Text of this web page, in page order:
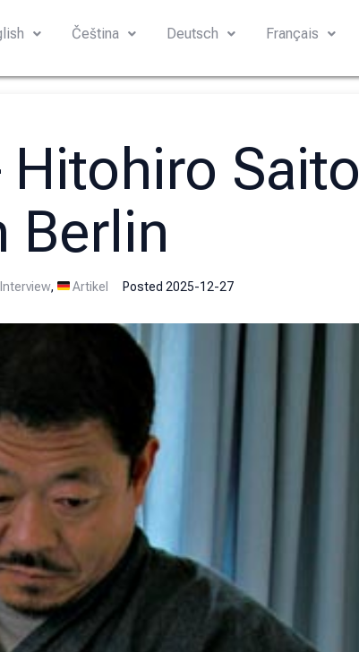
Čeština Deutsch Français
Hitohiro Saito
Berlin
Interview, Artikel Posted 2025-12-27